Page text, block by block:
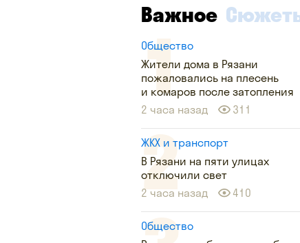
Важное
Общество
Жители дома в Рязани
пожаловались на плесень
и комаров после затопления
2 часа назад
311
ЖКХ и транспорт
В Рязани на пяти улицах
отключили свет
2 часа назад
410
Общество